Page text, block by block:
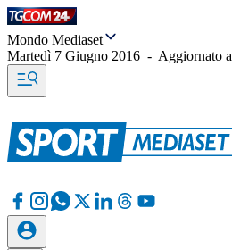
Mondo Mediaset
Martedì 7 Giugno 2016 - Aggiornato